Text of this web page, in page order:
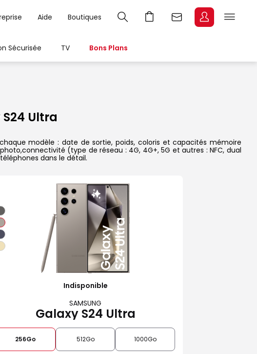
Aide Boutiques
Sécurisée TV Bons Plans
S24 Ultra
chaque modèle : date de sortie, poids, coloris et capacités mémoire
(type de réseau : 4G, 4G+, 5G et autres : NFC, dual
dans le détail.
Indisponible
SAMSUNG
Galaxy S24 Ultra
256Go 512Go 1000Go